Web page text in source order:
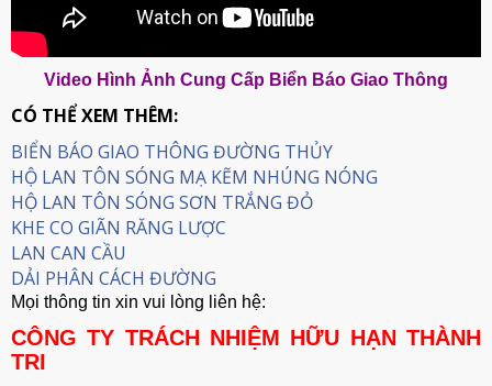
Video Hình Ảnh Cung Cấp Biển Báo Giao Thông
CÓ THỂ XEM THÊM:
BIỂN BÁO GIAO THÔNG ĐƯỜNG THỦY
HỘ LAN TÔN SÓNG MẠ KẼM NHÚNG NÓNG
HỘ LAN TÔN SÓNG SƠN TRẮNG ĐỎ
KHE CO GIÃN RĂNG LƯỢC
LAN CAN CẦU
DẢI PHÂN CÁCH ĐƯỜNG
Mọi thông tin xin vui lòng liên hệ:
CÔNG TY TRÁCH NHIỆM HỮU HẠN THÀNH
TRI